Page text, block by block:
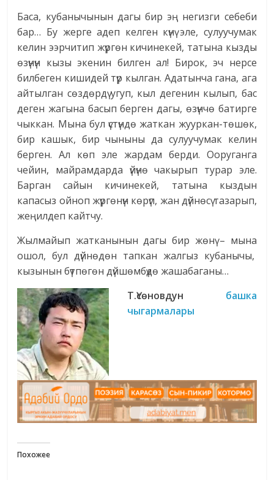
Баса, кубанычынын дагы бир эң негизги себеби
бар… Бу жерге адеп келген күнү эле, сулуучумак
келин ээрчитип жүргөн кичинекей, татына кызды
өзүнүн кызы экенин билген ал! Бирок, эч нерсе
билбеген кишидей түр кылган. Адатынча гана, ага
айтылган сөздөрдү угуп, кыл дегенин кылып, бас
деген жагына басып берген дагы, өзүнчө батирге
чыккан. Мына бул үстүндө жаткан жууркан-төшөк,
бир кашык, бир чыныны да сулуучумак келин
берген. Ал көп эле жардам берди. Ооруганга
чейин, майрамдарда үйүнө чакырып турар эле.
Барган сайын кичинекей, татына кыздын
капасыз ойноп жүргөнүн көрүп, жан дүйнөсү тазарып,
жеңилдеп кайтчу.
Жылмайып жатканынын дагы бир жөнү – мына
ошол, бул дүйнөдөн тапкан жалгыз кубанычы,
кызынын бүтпөгөн дүйшөмбүдө жашабаганы…
Т.Үсөновдун башка
чыгармалары
Похожее